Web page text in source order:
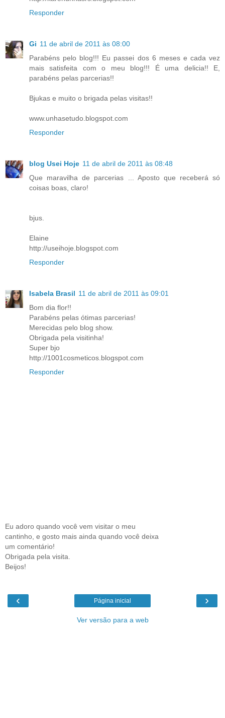
Responder
Gi 11 de abril de 2011 às 08:00
Parabéns pelo blog!!! Eu passei dos 6 meses e cada vez
mais satisfeita com o meu blog!!! É uma delicia!! E,
parabéns pelas parcerias!!
Bjukas e muito o brigada pelas visitas!!
www.unhasetudo.blogspot.com
Responder
blog Usei Hoje 11 de abril de 2011 às 08:48
Que maravilha de parcerias ... Aposto que receberá só
coisas boas, claro!
bjus.
Elaine
http://useihoje.blogspot.com
Responder
Isabela Brasil 11 de abril de 2011 às 09:01
Bom dia flor!!
Parabéns pelas ótimas parcerias!
Merecidas pelo blog show.
Obrigada pela visitinha!
Super bjo
http://1001cosmeticos.blogspot.com
Responder
Eu adoro quando você vem visitar o meu
cantinho, e gosto mais ainda quando você deixa
um comentário!
Obrigada pela visita.
Beijos!
‹ ›
Página inicial
Ver versão para a web